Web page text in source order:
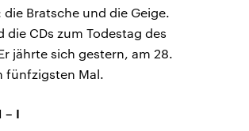
die Bratsche und die Geige.
die CDs zum Todestag des
jährte sich gestern, am 28.
fünfzigsten Mal.
– I